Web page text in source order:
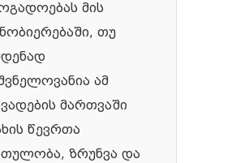
მის
თუ
ამ
მართვაში
წევრთა
ზრუნვა და